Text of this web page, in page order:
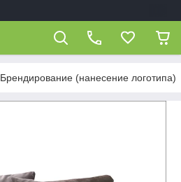
Брендирование (нанесение логотипа)